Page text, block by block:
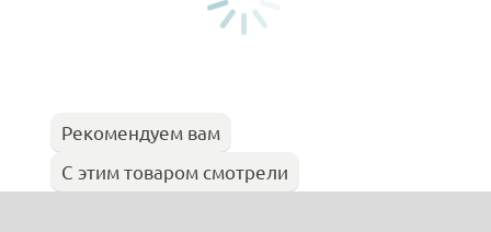
Рекомендуем вам
С этим товаром смотрели